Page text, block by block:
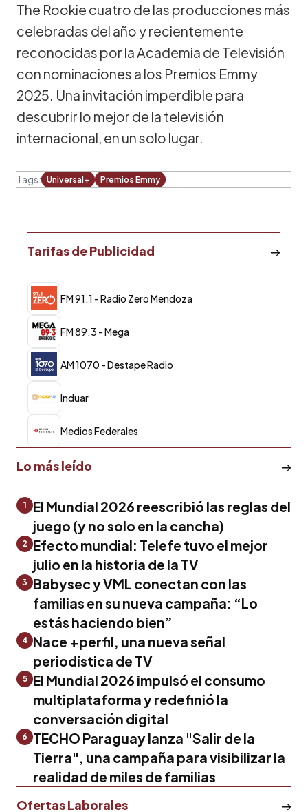
The Rookie cuatro de las producciones más
celebradas del año y recientemente
reconocidas por la Academia de Televisión
con nominaciones a los Premios Emmy
2025. Una invitación imperdible para
descubrir lo mejor de la televisión
internacional, en un solo lugar.
Tags: Universal+ Premios Emmy
Tarifas de Publicidad
FM 91.1 - Radio Zero Mendoza
FM 89.3 - Mega
AM 1070 - Destape Radio
Induar
Medios Federales
Lo más leído
1
El Mundial 2026 reescribió las reglas del
juego (y no solo en la cancha)
2
Efecto mundial: Telefe tuvo el mejor
julio en la historia de la TV
3
Babysec y VML conectan con las
familias en su nueva campaña: “Lo
estás haciendo bien”
4 Nace +perfil, una nueva señal
periodística de TV
5
El Mundial 2026 impulsó el consumo
multiplataforma y redefinió la
conversación digital
6
TECHO Paraguay lanza "Salir de la
Tierra", una campaña para visibilizar la
realidad de miles de familias
Ofertas Laborales